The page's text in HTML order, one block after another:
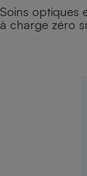
Soins optiques
à charge zéro